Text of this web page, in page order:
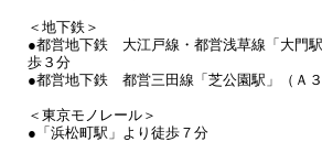
＜地下鉄＞
●都営地下鉄 大江戸線・都営浅草線「大門
歩３分
●都営地下鉄 都営三田線「芝公園駅」（Ａ
＜東京モノレール＞
●「浜松町駅」より徒歩７分